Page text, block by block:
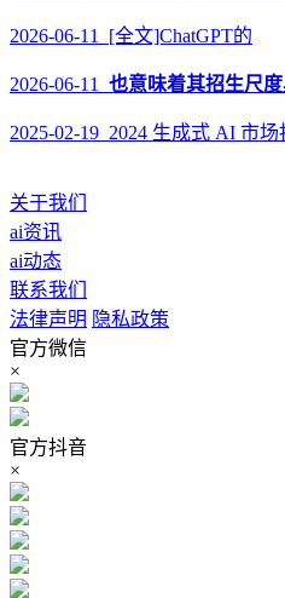
2026-06-11 [全文]ChatGPT的
2026-06-11 也意味着其招生尺
2025-02-19 2024 生成式 AI 市
关于我们
ai资讯
ai动态
联系我们
法律声明 隐私政策
官方微信
×
官方抖音
×